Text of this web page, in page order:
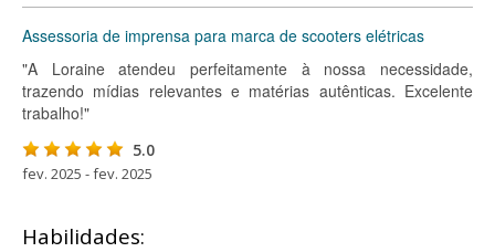
Assessoria de imprensa para marca de scooters elétricas
"A Loraine atendeu perfeitamente à nossa necessidade,
trazendo mídias relevantes e matérias autênticas. Excelente
trabalho!"
5.0
fev. 2025 - fev. 2025
Habilidades: